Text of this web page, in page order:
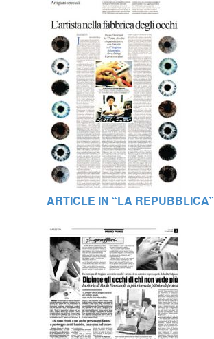
ARTICLE IN “LA REPUBBLICA”